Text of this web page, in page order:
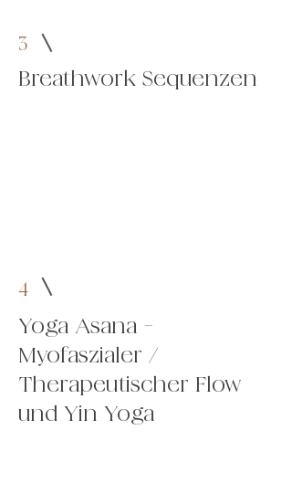
3
Breathwork Sequenzen
4
Yoga Asana -
Myofaszialer /
Therapeutischer Flow
und Yin Yoga